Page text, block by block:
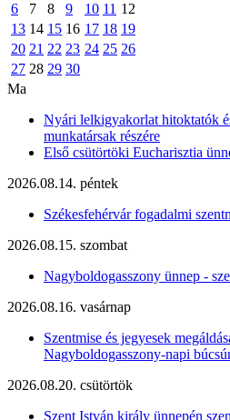
6
7 8 9 10 11 12
13 14 15 16 17 18 19
20 21 22 23 24 25 26
27 28 29 30
Ma
Nyári lelkigyakorlat hitoktatók
munkatársak részére
Első csütörtöki Eucharisztia
2026.08.14. péntek
Székesfehérvár fogadalmi
2026.08.15. szombat
Nagyboldogasszony ünnep -
2026.08.16. vasárnap
Szentmise és jegyesek
Nagyboldogasszony-napi
2026.08.20. csütörtök
Szent István király ünnepén